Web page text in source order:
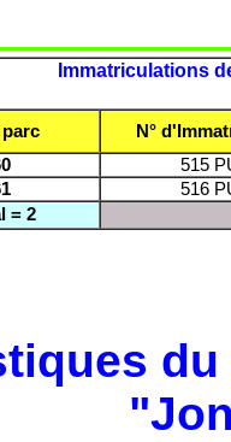
Immatriculations
N°
515
516
= 2